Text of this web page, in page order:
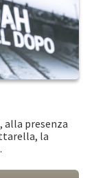
alla presenza
la